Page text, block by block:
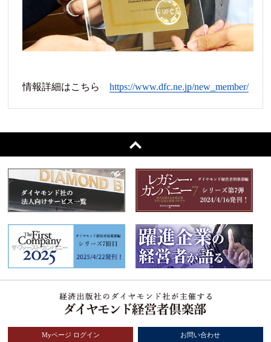
情報詳細はこちらhttps://www.dfc.ne.jp/new_member/
Myページ ログイン お問い合わせ